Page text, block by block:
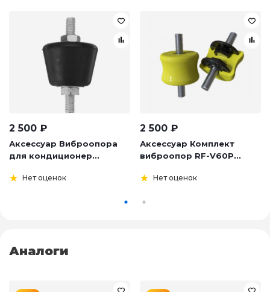
2 500 ₽
Аксессуар Виброопора
для кондиционер...
Нет оценок
2 500 ₽
Аксессуар Комплект
виброопор RF-V60P...
Нет оценок
Аналоги